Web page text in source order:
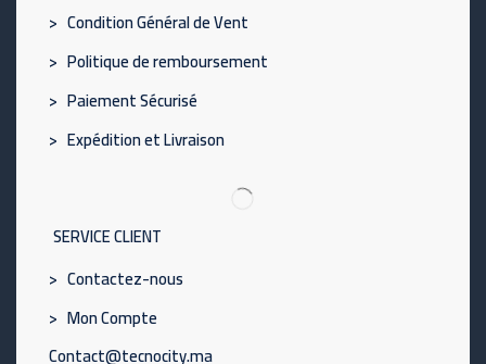
> Condition Général de Vent
> Politique de remboursement
> Paiement Sécurisé
> Expédition et Livraison
SERVICE CLIENT
> Contactez-nous
> Mon Compte
Contact@tecnocity.ma